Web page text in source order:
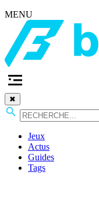
MENU
✖
Jeux
Actus
Guides
Tags